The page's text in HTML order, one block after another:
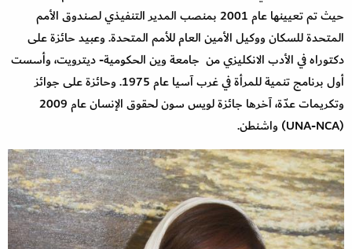
حيث تم تعيينها عام 2001 بمنصب المدير التنفيذي لصندوق الأمم
المتحدة للسكان ووكيل الأمين العام للأمم المتحدة. وعبيد حائزة على
دكتوراه في الأدب الانكليزي من جامعة وين الحكومية- ديترويت، وأسست
أول برنامج تنمية للمرأة في غرب آسيا عام 1975. وحائزة على جوائز
وتكريمات عدّة، آخرها جائزة لويس سون لحقوق الإنسان عام 2009
(UNA-NCA) واشنطن.